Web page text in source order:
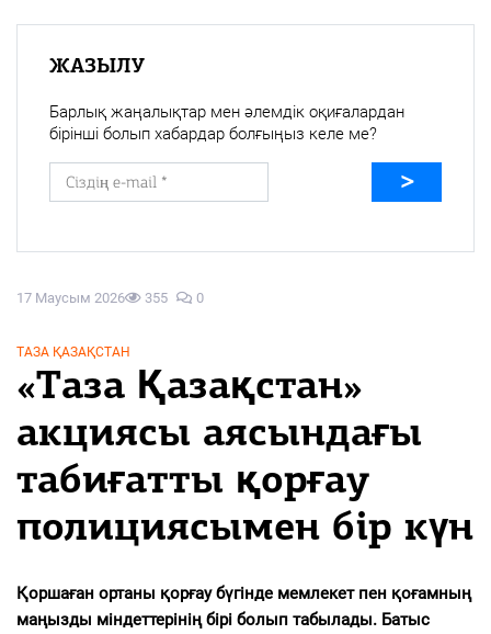
17 Маусым 2026 355 0
ТАЗА ҚАЗАҚСТАН
«Таза Қазақстан»
акциясы аясындағы
табиғатты қорғау
полициясымен бір күн
Қоршаған ортаны қорғау бүгінде мемлекет пен қоғамның
маңызды міндеттерінің бірі болып табылады. Батыс
ЖАЗЫЛУ
Барлық жаңалықтар мен әлемдік оқиғалардан
бірінші болып хабардар болғыңыз келе ме?